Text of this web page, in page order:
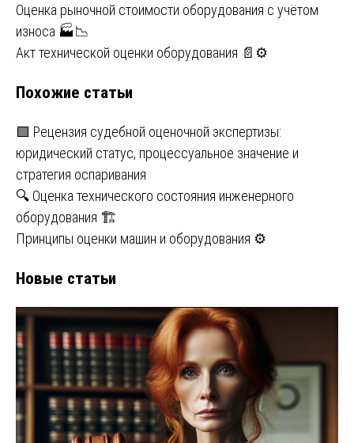
Навигация
по
Оценка рыночной стоимости оборудования с учётом
износа 🏭📉
Акт технической оценки оборудования 📄⚙️
Похожие статьи
🟩 Рецензия судебной оценочной экспертизы:
юридический статус, процессуальное значение и
стратегия оспаривания
🔍 Оценка технического состояния инженерного
оборудования 🏗
Принципы оценки машин и оборудования ⚙️
Новые статьи